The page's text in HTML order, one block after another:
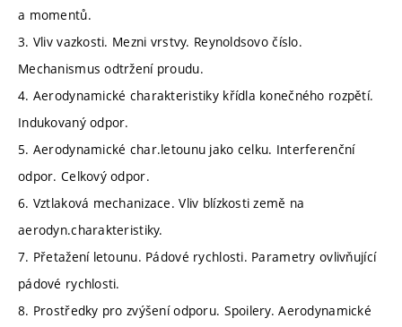
a momentů.
3. Vliv vazkosti. Mezni vrstvy. Reynoldsovo číslo.
Mechanismus odtržení proudu.
4. Aerodynamické charakteristiky křídla konečného rozpětí.
Indukovaný odpor.
5. Aerodynamické char.letounu jako celku. Interferenční
odpor. Celkový odpor.
6. Vztlaková mechanizace. Vliv blízkosti země na
aerodyn.charakteristiky.
7. Přetažení letounu. Pádové rychlosti. Parametry ovlivňující
pádové rychlosti.
8. Prostředky pro zvýšení odporu. Spoilery. Aerodynamické